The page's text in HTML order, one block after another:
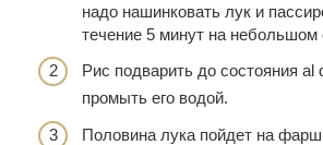
надо нашинковать лук и
течение 5 минут на небольшом
Рис подварить до состояния al
промыть его водой.
Половина лука пойдет на